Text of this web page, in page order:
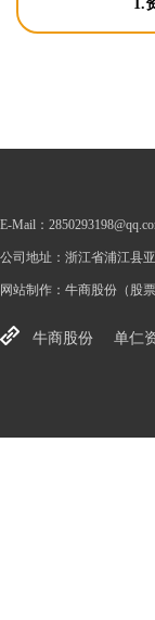
1.
E-Mail：
公司地址：浙江省浦江县
网站制作： 牛商股份 （股
牛商股份 单仁